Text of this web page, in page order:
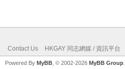
Contact Us HKGAY 同志網媒 / 資訊平台
Powered By MyBB , © 2002-2026 MyBB Group